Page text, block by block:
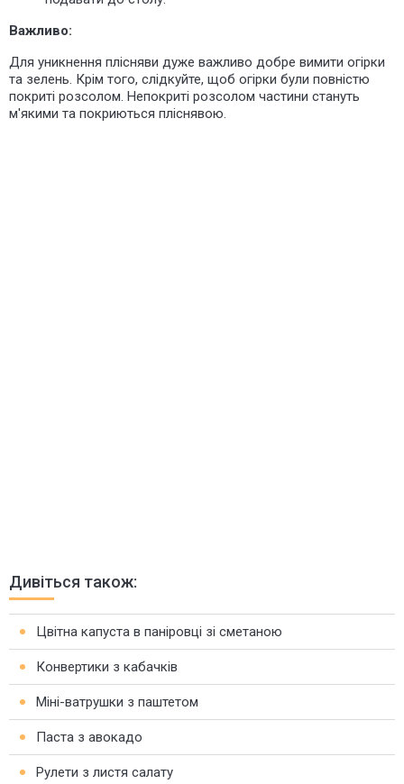
Важливо:
Для уникнення плісняви дуже важливо добре вимити огірки
та зелень. Крім того, слідкуйте, щоб огірки були повністю
покриті розсолом. Непокриті розсолом частини стануть
м'якими та покриються пліснявою.
Дивіться також:
Цвітна капуста в паніровці зі сметаною
Конвертики з кабачків
Міні-ватрушки з паштетом
Паста з авокадо
Рулети з листя салату